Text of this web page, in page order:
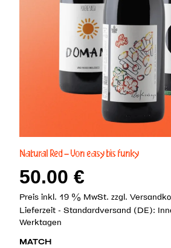
Natural Red – Von easy bis funky
50.00 €
Preis inkl. 19 % MwSt. zzgl.
Lieferzeit - Standardversand (DE):
Werktagen
MATCH